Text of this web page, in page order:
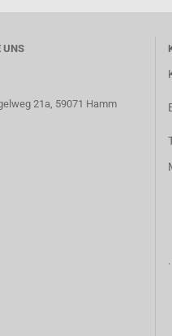
UNS
21a, 59071 Hamm
.